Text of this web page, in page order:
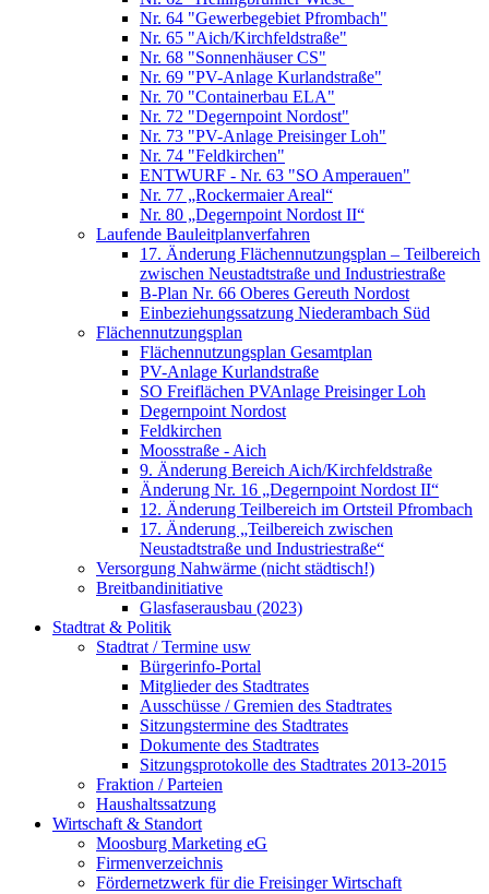
Nr. 64 "Gewerbegebiet Pfrombach"
Nr. 65 "Aich/Kirchfeldstraße"
Nr. 68 "Sonnenhäuser CS"
Nr. 69 "PV-Anlage Kurlandstraße"
Nr. 70 "Containerbau ELA"
Nr. 72 "Degernpoint Nordost"
Nr. 73 "PV-Anlage Preisinger Loh"
Nr. 74 "Feldkirchen"
ENTWURF - Nr. 63 "SO Amperauen"
Nr. 77 „Rockermaier Areal“
Nr. 80 „Degernpoint Nordost II“
Laufende Bauleitplanverfahren
17. Änderung Flächennutzungsplan – Teilbereich
zwischen Neustadtstraße und Industriestraße
B-Plan Nr. 66 Oberes Gereuth Nordost
Einbeziehungssatzung Niederambach Süd
Flächennutzungsplan
Flächennutzungsplan Gesamtplan
PV-Anlage Kurlandstraße
SO Freiflächen PV­Anlage Preisinger Loh
Degernpoint Nordost
Feldkirchen
Moosstraße - Aich
9. Änderung Bereich Aich/Kirchfeldstraße
Änderung Nr. 16 „Degernpoint Nordost II“
12. Änderung Teilbereich im Ortsteil Pfrombach
17. Änderung „Teilbereich zwischen
Neustadtstraße und Industriestraße“
Versorgung Nahwärme (nicht städtisch!)
Breitbandinitiative
Glasfaserausbau (2023)
Stadtrat & Politik
Stadtrat / Termine usw
Bürgerinfo-Portal
Mitglieder des Stadtrates
Ausschüsse / Gremien des Stadtrates
Sitzungstermine des Stadtrates
Dokumente des Stadtrates
Sitzungsprotokolle des Stadtrates 2013-2015
Fraktion / Parteien
Haushaltssatzung
Wirtschaft & Standort
Moosburg Marketing eG
Firmenverzeichnis
Fördernetzwerk für die Freisinger Wirtschaft